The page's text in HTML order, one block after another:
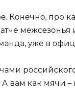
Конечно, про
межсезонья
уже в
вам как мячи